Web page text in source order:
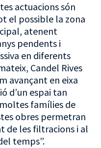
actuacions són
el possible la zona
atenent
pendents i
en diferents
Candel Rives
avançant en eixa
d’un espai tan
famílies de
obres permetran
de les filtracions i al
temps”.